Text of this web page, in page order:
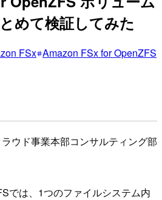
めて検証してみた
FSx Amazon FSx for OpenZFS
ウド事業本部コンサルティング部
では、1つのファイルシステム内